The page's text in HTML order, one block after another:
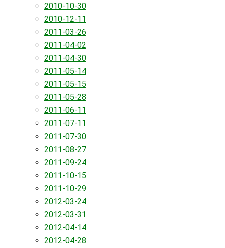
2010-10-30
2010-12-11
2011-03-26
2011-04-02
2011-04-30
2011-05-14
2011-05-15
2011-05-28
2011-06-11
2011-07-11
2011-07-30
2011-08-27
2011-09-24
2011-10-15
2011-10-29
2012-03-24
2012-03-31
2012-04-14
2012-04-28